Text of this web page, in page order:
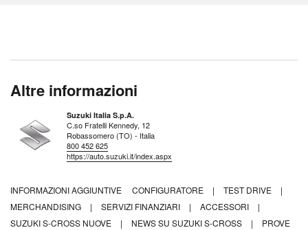
Altre informazioni
Suzuki Italia S.p.A.
C.so Fratelli Kennedy, 12
Robassomero (TO) - Italia
800 452 625
https://auto.suzuki.it/index.aspx
INFORMAZIONI AGGIUNTIVE CONFIGURATORE | TEST DRIVE
|
MERCHANDISING
| SERVIZI FINANZIARI | ACCESSORI
|
SUZUKI S-CROSS NUOVE
| NEWS SU SUZUKI S-CROSS |
PROVE